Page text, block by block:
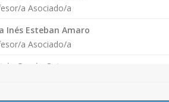
para generar un nuevo perfil
permanente de manera proactiva
a Asociado/a
Inés Esteban Amaro
a Asociado/a
Garcia Ortega